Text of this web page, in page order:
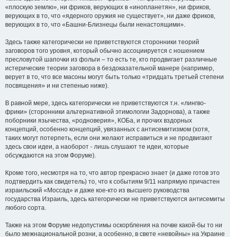
«плоскую землю», ни фриков, верующих в «инопланетян», ни фриков,
верующих в то, что «ядерного оружия не существует», ни даже фриков,
верующих в то, что «Башни-Близнецы были ненастоящими».
Здесь также категорически не приветствуются сторонники теорий
заговоров того уровня, который обычно ассоциируется с ношением
пресловутой шапочки из фольги – то есть те, кто продвигает различные
истерические теории заговора в бездоказательной манере (например,
верует в то, что все масоны могут быть только «тридцать третьей степени
посвящения» и ни степенью ниже).
В равной мере, здесь категорически не приветствуются т.н. «лингво-
фрики» (сторонники альтернативной этимологии Задорнова), а также
поборники язычества, «родноверия», КОБа, и прочих вздорных
концепций, особенно концепций, увязанных с антисемитизмом (хотя,
таких могут потерпеть, если они желают исправиться и не продвигают
здесь свои идеи, а наоборот - лишь слушают те идеи, которые
обсуждаются на этом Форуме).
Кроме того, несмотря на то, что автор прекрасно знает (и даже готов это
подтвердить как свидетель) то, что к событиям 9/11 напрямую причастен
израильский «Моссад» и даже кое-кто из высшего руководства
государства Израиль, здесь категорически не приветствуются антисемиты
любого сорта.
Также на этом Форуме недопустимы оскорбления на почве какой-бы то ни
было межнациональной розни, а особенно, в свете «невойны» на Украине